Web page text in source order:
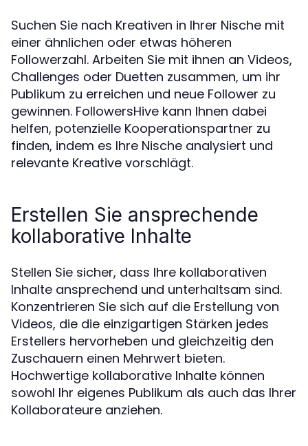
Suchen Sie nach Kreativen in Ihrer Nische mit
einer ähnlichen oder etwas höheren
Followerzahl. Arbeiten Sie mit ihnen an Videos,
Challenges oder Duetten zusammen, um ihr
Publikum zu erreichen und neue Follower zu
gewinnen. FollowersHive kann Ihnen dabei
helfen, potenzielle Kooperationspartner zu
finden, indem es Ihre Nische analysiert und
relevante Kreative vorschlägt.
Erstellen Sie ansprechende
kollaborative Inhalte
Stellen Sie sicher, dass Ihre kollaborativen
Inhalte ansprechend und unterhaltsam sind.
Konzentrieren Sie sich auf die Erstellung von
Videos, die die einzigartigen Stärken jedes
Erstellers hervorheben und gleichzeitig den
Zuschauern einen Mehrwert bieten.
Hochwertige kollaborative Inhalte können
sowohl Ihr eigenes Publikum als auch das Ihrer
Kollaborateure anziehen.